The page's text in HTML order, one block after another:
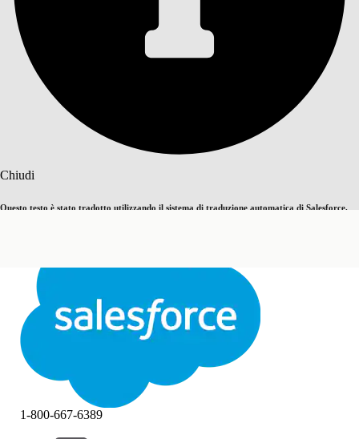
Chiudi
Questo testo è stato tradotto utilizzando il sistema di traduzione automatica di Salesforce.
Chiudi Chiudi
1-800-667-6389